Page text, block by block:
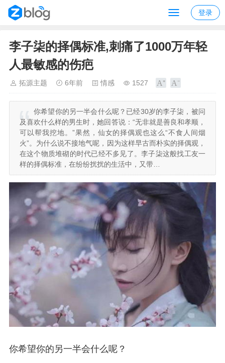
登录
李子柒的择偶标准,刺痛了1000万年轻
人最敏感的伤疤
拓源主题 6年前 情感 1527
你希望你的另一半会什么呢？已经30岁的李子柒，被问
及喜欢什么样的男生时，她回答说：“无非就是善良和孝顺，
可以帮我挖地。”果然，仙女的择偶观也这么“不食人间烟
火”。为什么说不接地气呢，因为这样早古而朴实的择偶观，
在这个物质堆砌的时代已经不多见了。李子柒这般找工友一
样的择偶标准，在纷纷扰扰的生活中，又带…
你希望你的另一半会什么呢？